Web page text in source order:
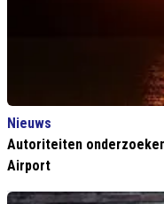
Nieuws
Autoriteiten
Airport